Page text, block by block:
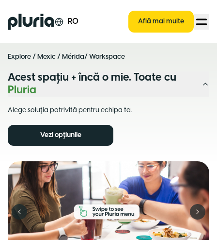
Logo Pluria RO Află mai multe
Explore / Mexic / Mérida/ Workspace
Acest spațiu + încă o mie. Toate cu
Pluria
Alege soluția potrivită pentru echipa ta.
Vezi opțiunile
Previous slide Next